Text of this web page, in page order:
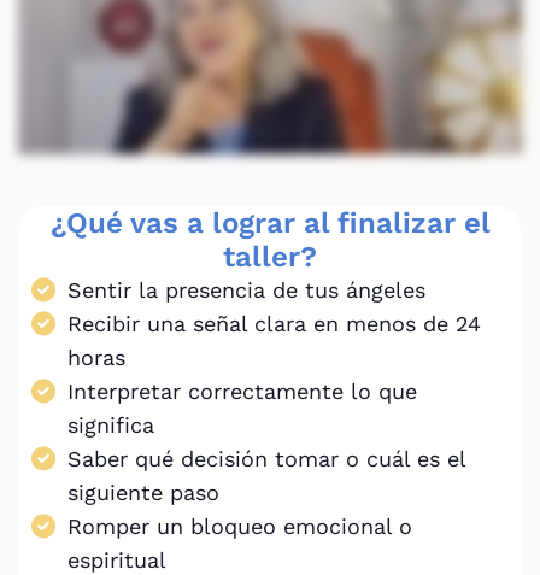
¿Qué vas a lograr al finalizar el
taller?
Sentir la presencia de tus ángeles
Recibir una señal clara en menos de 24
horas
Interpretar correctamente lo que
significa
Saber qué decisión tomar o cuál es el
siguiente paso
Romper un bloqueo emocional o
espiritual